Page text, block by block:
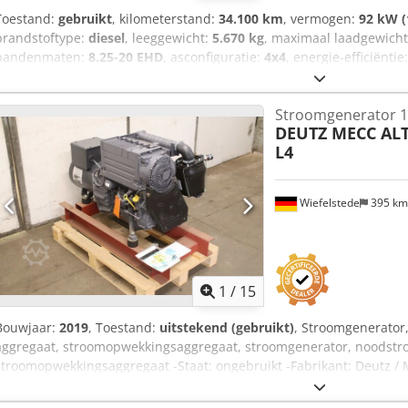
gebruikt, kilometerstand: 34.100 km, vermogen: 92 kW
diesel, leeggewicht: 5.670 kg, maximaal
8.25-20 EHD, asconfiguratie: 4x4, energie-efficiëntie:
, soort overbrenging:
mm, totale breedte:2.800 mm, voorbandmaat:8.25-20 EHD,
vierwielaandrijving
, Locatie voertuig: Bovenden,
Credpfx Ajvhlhdsl Tjf Bouwjaar: 1957 Verkoop aan handelaren of
ACCESSOIRE-INFORMATIE ZONDER GARANTIE, wijzigingen,
voorbehouden!
1 / 15
Wiefelstede 395 km
Stroomgenerator
DEUTZ MECC
L4
2019, Toestand: uitstekend (gebruikt),
stroomopwekkingsaggregaat, stroomgenerator,
-Staat: ongebruikt -Fabrikant: Deutz /
met onderstel Codezi Ab Hspfx Al Terf -Motor: Deutz type F3L
dieselmotor -Generator: Mecc Alte type ECP28 L4 -